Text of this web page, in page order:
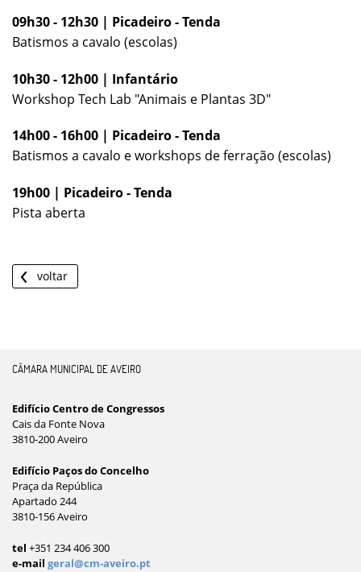
09h30 - 12h30 | Picadeiro - Tenda
Batismos a cavalo (escolas)
10h30 - 12h00 | Infantário
Workshop Tech Lab "Animais e Plantas 3D"
14h00 - 16h00 | Picadeiro - Tenda
Batismos a cavalo e workshops de ferração (escolas)
19h00 | Picadeiro - Tenda
Pista aberta
voltar
CÂMARA MUNICIPAL DE AVEIRO
Edifício Centro de Congressos
Cais da Fonte Nova
3810-200 Aveiro
Edifício Paços do Concelho
Praça da República
Apartado 244
3810-156 Aveiro
tel +351 234 406 300
e-mail geral@cm-aveiro.pt